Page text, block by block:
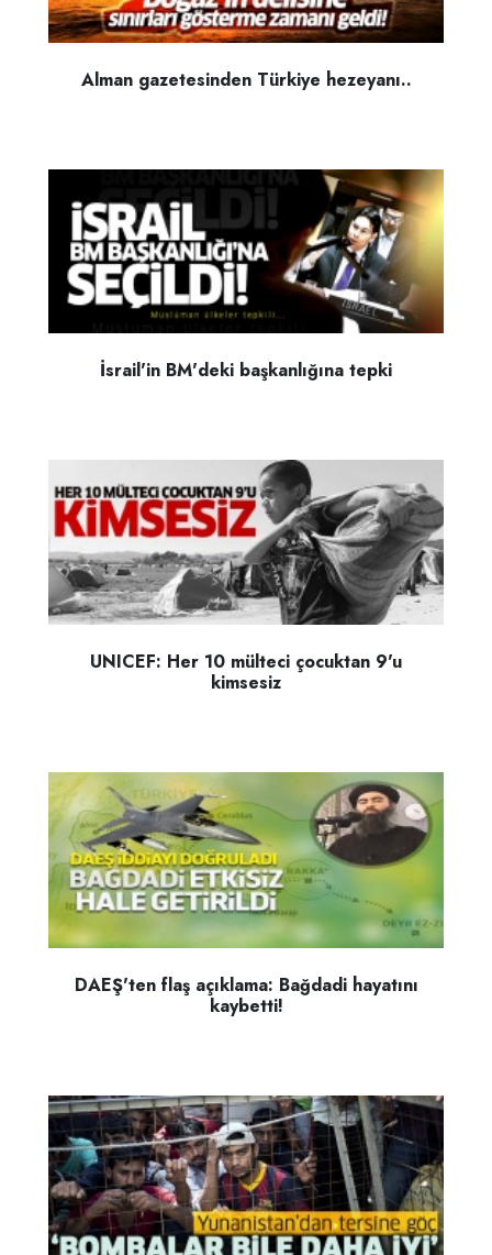
Alman gazetesinden Türkiye hezeyanı..
İsrail'in BM'deki başkanlığına tepki
UNICEF: Her 10 mülteci çocuktan 9'u
kimsesiz
DAEŞ'ten flaş açıklama: Bağdadi hayatını
kaybetti!